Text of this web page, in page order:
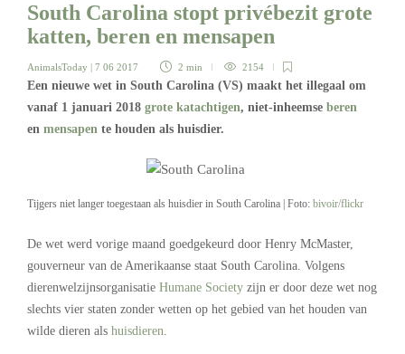
South Carolina stopt privébezit grote
katten, beren en mensapen
AnimalsToday | 7 06 2017 2 min 2154
Een nieuwe wet in South Carolina (VS) maakt het illegaal om
vanaf 1 januari 2018 grote katachtigen, niet-inheemse beren
en mensapen te houden als huisdier.
Tijgers niet langer toegestaan als huisdier in South Carolina | Foto: bivoir/flickr
De wet werd vorige maand goedgekeurd door Henry McMaster,
gouverneur van de Amerikaanse staat South Carolina. Volgens
dierenwelzijnsorganisatie Humane Society zijn er door deze wet nog
slechts vier staten zonder wetten op het gebied van het houden van
wilde dieren als huisdieren